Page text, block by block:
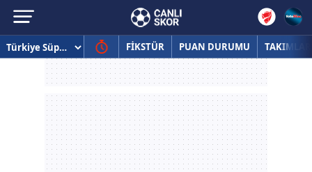
FİKSTÜR PUAN DURUMU TAKIMLAR